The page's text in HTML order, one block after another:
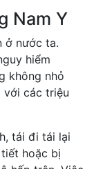
Nam Y
ở nước ta.
hiểm
không nhỏ
với các triệu
tái đi tái lại
hoặc bị